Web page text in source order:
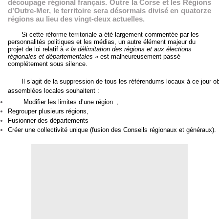
découpage régional français. Outre la Corse et les Régions
d’Outre-Mer, le territoire sera désormais divisé en quatorze
régions au lieu des vingt-deux actuelles.
Si cette réforme territoriale a été largement commentée par les
personnalités politiques et les médias, un autre élément majeur du
projet de loi relatif à « la délimitation des régions et aux élections
régionales et départementales » est malheureusement passé
complétement sous silence.
Il s’agit de la suppression de tous les référendums locaux à ce jour
assemblées locales souhaitent :
Modifier les limites d’une région
Regrouper plusieurs régions,
Fusionner des départements
Créer une collectivité unique (fusion des Conseils régionaux et généraux).